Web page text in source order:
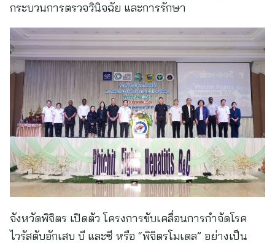
กระบวนการตรวจวินิจฉัย และการรักษา
จังหวัดพิจิตร เปิดตัว โครงการขับเคลื่อนการกำจัดโรค
ไวรัสตับอักเสบ บี และซี หรือ “พิจิตรโมเดล” อย่างเป็น